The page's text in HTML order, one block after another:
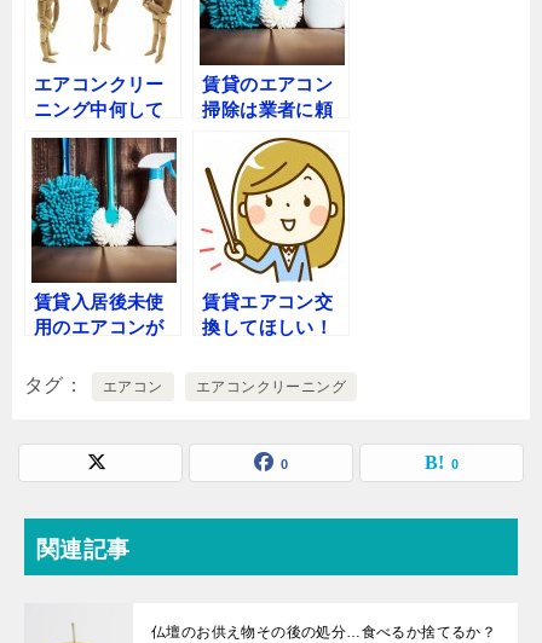
エアコンクリー
ニング中何して
る？業者いる時
間は？外出はあ
り？
賃貸のエアコン
掃除は業者に頼
んでＯＫ？費用
は大家が負担？
頻度は？
賃貸入居後未使
用のエアコンが
ング費用負担交
賃貸エアコン交
換してほしい！
は？交渉注意点
タグ エアコン エアコンクリーニング
0 0
関連記事
仏壇のお供え物その後の処分…食べるか捨てるか？